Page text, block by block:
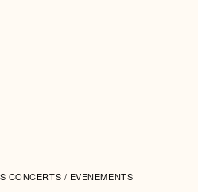
CONCERTS / EVENEMENTS